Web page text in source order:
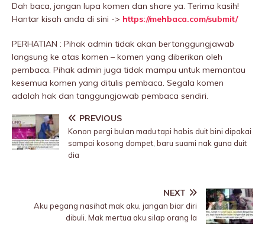
Dah baca, jangan lupa komen dan share ya. Terima kasih!
Hantar kisah anda di sini -> https://mehbaca.com/submit/
PERHATIAN : Pihak admin tidak akan bertanggungjawab
langsung ke atas komen – komen yang diberikan oleh
pembaca. Pihak admin juga tidak mampu untuk memantau
kesemua komen yang ditulis pembaca. Segala komen
adalah hak dan tanggungjawab pembaca sendiri.
PREVIOUS
Konon pergi bulan madu tapi habis duit bini dipakai
sampai kosong dompet, baru suami nak guna duit
dia
NEXT
Aku pegang nasihat mak aku, jangan biar diri
dibuIi. Mak mertua aku silap orang la